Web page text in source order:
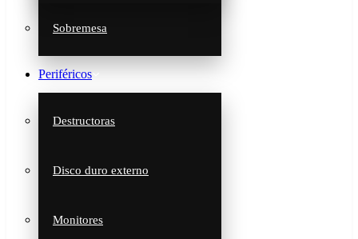
Sobremesa
Periféricos
Destructoras
Disco duro externo
Monitores